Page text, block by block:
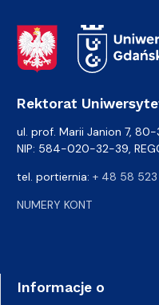
Adres
Rektorat
ul. prof. Marii Janion 7,
NIP: 584-020-32-39,
tel. portiernia: + 48 58
NUMERY KONT
Informacje o